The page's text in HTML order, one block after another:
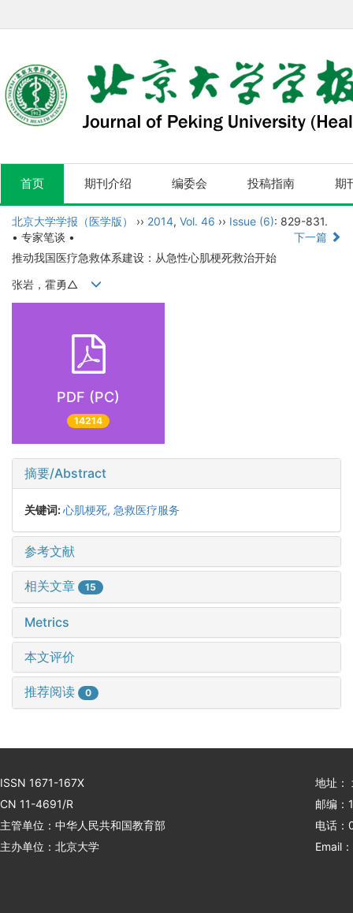
首页 期刊介绍 编委会 投稿指南 期
北京大学学报（医学版） ›› 2014, Vol. 46 ›› Issue (6): 829-831.
• 专家笔谈 •
下一篇
推动我国医疗急救体系建设：从急性心肌梗死救治开始
张岩，霍勇△
PDF (PC)
14214
摘要/Abstract
关键词:心肌梗死, 急救医疗服务
参考文献
相关文章 15
Metrics
本文评价
推荐阅读 0
ISSN 1671-167X
CN 11-4691/R
主管单位：中华人民共和国教育部
主办单位：北京大学
地址：
邮编：
电话
Email